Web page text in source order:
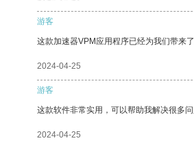
游客
这款加速器VPM应用程序已经为我们带来
2024-04-25
游客
这款软件非常实用，可以帮助我解决很多
2024-04-25